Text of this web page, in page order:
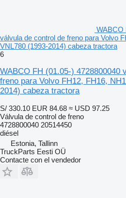
WABCO
válvula de control de freno para Volvo
VNL780 (1993-2014) cabeza tractora
6
WABCO FH (01.05-) 4728800040
freno para Volvo FH12, FH16,
2014) cabeza tractora
S/ 330.10 EUR 84.68 ≈ USD 97.25
Válvula de control de freno
4728800040 20514450
diésel
Estonia, Tallinn
TruckParts Eesti OÜ
Contacte con el vendedor